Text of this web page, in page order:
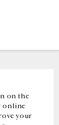
on the
online
your